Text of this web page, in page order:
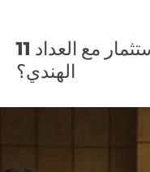
11 سبب للاستثمار مع العداد
الهندي؟